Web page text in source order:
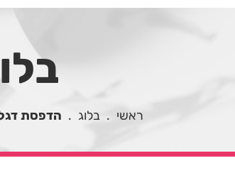
ראשי . בלוג . הדפסת